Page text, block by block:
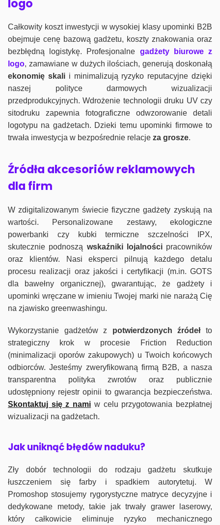
logo
Całkowity koszt inwestycji w wysokiej klasy upominki B2B
obejmuje cenę bazową gadżetu, koszty znakowania oraz
bezbłędną logistykę. Profesjonalne gadżety biurowe z
logo, zamawiane w dużych ilościach, generują doskonałą
ekonomię skalii minimalizują ryzyko reputacyjne dzięki
naszej polityce darmowych wizualizacji
przedprodukcyjnych. Wdrożenie technologii druku UV czy
sitodruku zapewnia fotograficzne odwzorowanie detali
logotypu na gadżetach. Dzieki temu upominki firmowe to
trwała inwestycja w bezpośrednie relacje za grosze.
Źródła akcesoriów reklamowych
dla firm
W zdigitalizowanym świecie fizyczne gadżety zyskują na
wartości. Personalizowane zestawy, ekologiczne
powerbanki czy kubki termiczne szczelności IPX,
skutecznie podnoszą wskaźniki lojalnościpracowników
oraz klientów. Nasi eksperci pilnują każdego detalu
procesu realizacji oraz jakości i certyfikacji (m.in. GOTS
dla bawełny organicznej), gwarantując, że gadżety i
upominki wręczane w imieniu Twojej marki nie narażą Cię
na zjawisko greenwashingu.
Wykorzystanie gadżetów z potwierdzonych źródełto
strategiczny krok w procesie Friction Reduction
(minimalizacji oporów zakupowych) u Twoich końcowych
odbiorców. Jesteśmy zweryfikowaną firmą B2B, a nasza
transparentna polityka zwrotów oraz publicznie
udostępniony rejestr opinii to gwarancja bezpieczeństwa.
Skontaktuj się z nami w celu przygotowania bezpłatnej
wizualizacji na gadżetach.
Jak uniknąć błędów naduku?
Zły dobór technologii do rodzaju gadżetu skutkuje
łuszczeniem się farby i spadkiem autorytetuj. W
Promoshop stosujemy rygorystyczne matryce decyzyjne i
dedykowane metody, takie jak trwały grawer laserowy,
który całkowicie eliminuje ryzyko mechanicznego